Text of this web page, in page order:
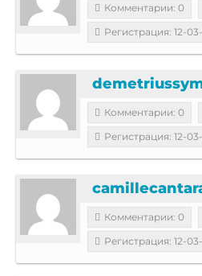
Комментарии: 0
Регистрация: 12-
Комментарии: 0
Регистрация: 12-
Комментарии: 0
Регистрация: 12-